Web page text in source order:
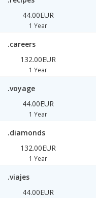
44.00EUR
1 Year
.careers
132.00EUR
1 Year
.voyage
44.00EUR
1 Year
.diamonds
132.00EUR
1 Year
.viajes
44.00EUR